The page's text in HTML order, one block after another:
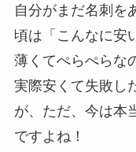
自分がまだ名刺を
頃は「こんなに安
薄くてぺらぺらな
実際安くて失敗し
が、ただ、今は本
ですよね！